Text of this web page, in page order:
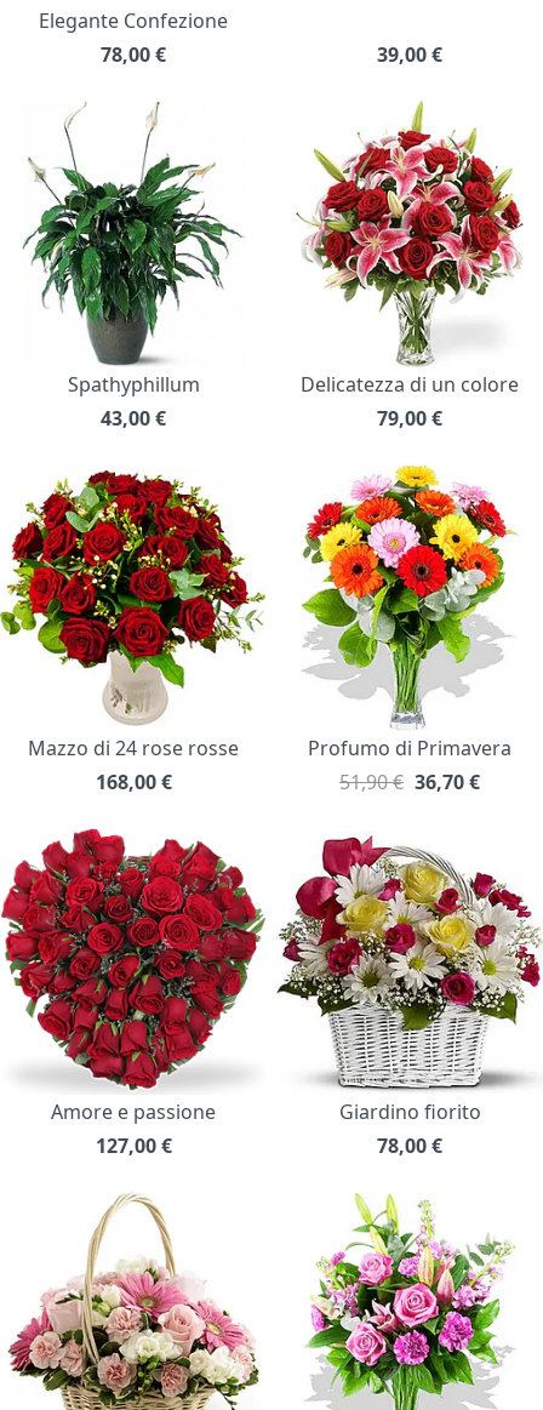
Elegante Confezione
78,00€ 39,00€
Spathyphillum
43,00€
Delicatezza di un colore
79,00€
Mazzo di 24 rose rosse
168,00 €
Profumo di Primavera
51,90 € 36,70€
Amore e passione
127,00 €
Giardino fiorito
78,00€